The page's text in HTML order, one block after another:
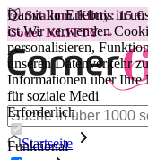
Damit Ihr Erlebnis in
ist.Wir verwenden
personalisieren,
unseren Datenverkehr
Informationen über Ihre
für soziale Medi
Erforderlich
Funktional
😽Svakom Klitty: 15 €
Code: KLITTY →
Startseite